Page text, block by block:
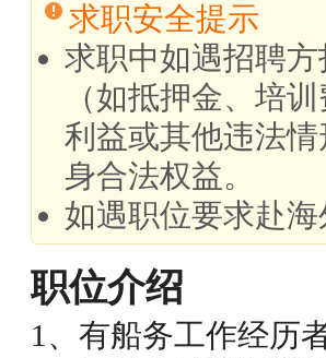
求职安全提示
求职中如遇招聘
（如抵押金、培
利益或其他违法
身合法权益。
如遇职位要求赴
职位介绍
1、有船务工作经历